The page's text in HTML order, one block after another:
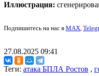
Иллюстрация:
Подпишитесь на нас в MAX,
27.08.2025 09:41
Теги: атака БПЛА Ростов ,